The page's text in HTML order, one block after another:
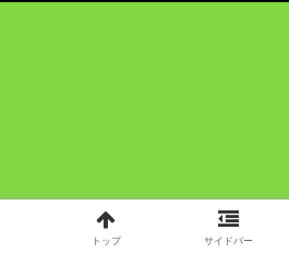
トップ サイドバー